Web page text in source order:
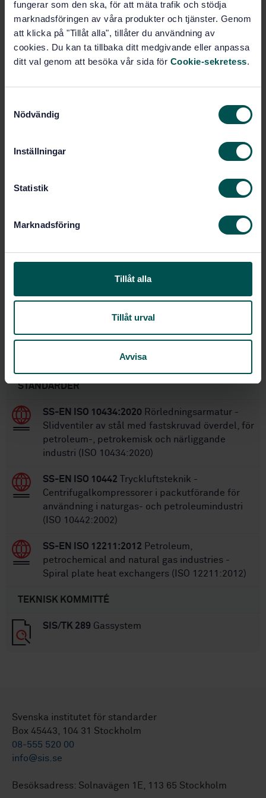
fungerar som den ska, för att mäta trafik och stödja
marknadsföringen av våra produkter och tjänster. Genom
att klicka på "Tillåt alla", tillåter du användning av
cookies. Du kan ta tillbaka ditt medgivande eller anpassa
ditt val genom att besöka vår sida för Cookie-sekretess.
Nödvändig
Inställningar
Statistik
Marknadsföring
Tillåt alla
Tillåt urval
Avvisa
Prenumerera på standarden - Läs mer
Pris:1 865 SEK
Lägg i varukorgen
Petroleum, petrochemical
Calculation of heater-tube thickness in
petroleum refineries (ISO 13704:2007)
Artikelnummer:STD-63911
2007-11-26
Antal sidor:116
SS-EN ISO 13704:2022
STANDARDER
SS-EN ISO 10434:2020 Rörledningsarmatur -
Slidventiler av stål med fastskruvad överdel, för
petroleum-, petrokemisk och närliggande
industri (ISO 10434:2020)
SS-EN ISO 10442 Tryckluftsteknik -
Centrifugalkompressorer i packutförande för
användning i naturgas- och petroleumindustri
(ISO 10442:2002)
SS-EN ISO 12211:2012 Petroleum,
petrochemical and natural gas industries -
Spiral plate heat exchangers (ISO 12211:2012)
TEKNISK KOMMITTÉ
SIS/TK 289 Gassystem
Svenska institutet för standarder
Box 45443, 104 31 Stockholm
08-555 520 00
info@sis.se
Besöksadress: Solnavägen 1E, 113 65 Stockholm